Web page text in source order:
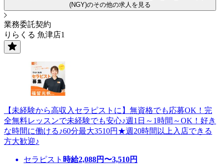
(NGY)のその他の求人を見る
業務委託契約
りらくる 魚津店1
【未経験から高収入セラピストに】無資格でも応募OK！完
全無料レッスンで未経験でも安心♪週1日～1時間～OK！好き
な時間に働ける♪60分最大3510円★週20時間以上入店できる
方大歓迎♪
セラピスト 時給2,088円〜3,510円